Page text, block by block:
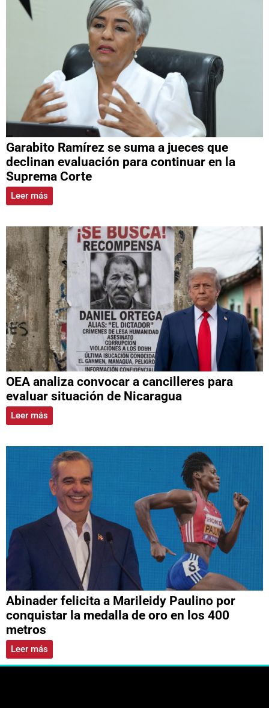
Garabito Ramírez se suma a jueces que
declinan evaluación para continuar en la
Suprema Corte
Leer más
OEA analiza convocar a cancilleres para
evaluar situación de Nicaragua
Leer más
Abinader felicita a Marileidy Paulino por
conquistar la medalla de oro en los 400
metros
Leer más